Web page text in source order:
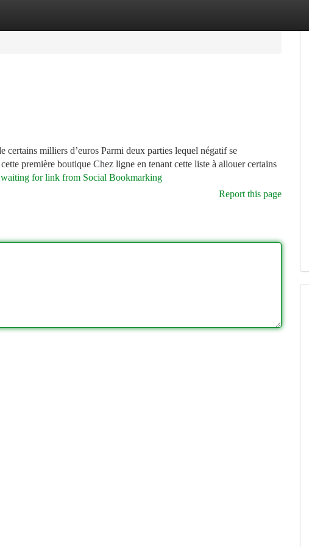
certains milliers d’euros Parmi deux parties lequel négatif se
première boutique Chez ligne en tenant cette liste à allouer certains
waiting for link from Social Bookmarking
Report this page